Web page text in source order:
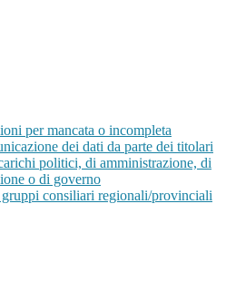
per mancata o incompleta
dei dati da parte dei titolari
politici, di amministrazione, di
o di governo
consiliari regionali/provinciali